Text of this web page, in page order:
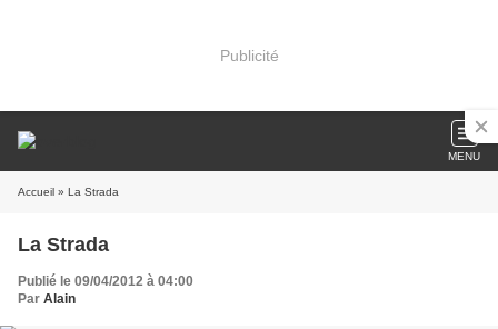
Publicité
MENU
Accueil » La Strada
La Strada
Publié le 09/04/2012 à 04:00
Par Alain